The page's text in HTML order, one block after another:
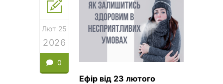
Лют 25
2026
0
Ефір від 23 лютого